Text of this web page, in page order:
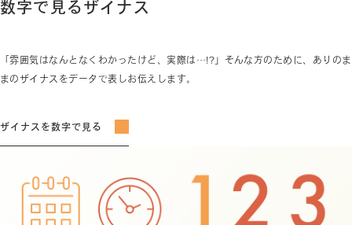
数字で見るザイナス
「雰囲気はなんとなくわかったけど、実際は…!?」そんな方のために、ありのま
まのザイナスをデータで表しお伝えします。
ザイナスを数字で見る